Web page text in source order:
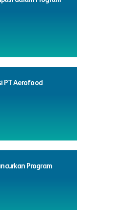
PT Aerofood
Program